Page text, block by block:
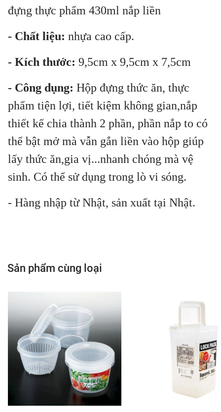
đựng thực phẩm 430ml nắp liền
- Chất liệu: nhựa cao cấp.
- Kích thước: 9,5cm x 9,5cm x 7,5cm
- Công dụng: Hộp đựng thức ăn, thực
phẩm tiện lợi, tiết kiệm không gian,nắp
thiết kế chia thành 2 phần, phần nắp to có
thể bật mở mà vẫn gắn liền vào hộp giúp
lấy thức ăn,gia vị...nhanh chóng mà vệ
sinh. Có thể sử dụng trong lò vi sóng.
- Hàng nhập từ Nhật, sản xuất tại Nhật.
Sản phẩm cùng loại